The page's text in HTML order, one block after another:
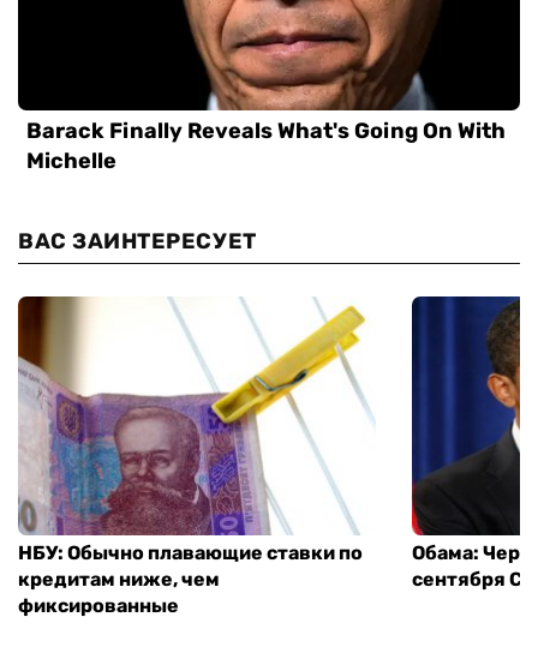
ВАС ЗАИНТЕРЕСУЕТ
НБУ: Обычно плавающие ставки по
кредитам ниже, чем
фиксированные
Обама:
сентября